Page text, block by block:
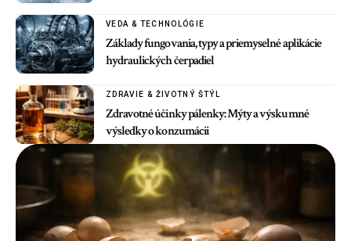
VEDA & TECHNOLÓGIE
Základy fungovania, typy a priemyselné aplikácie
hydraulických čerpadiel
ZDRAVIE & ŽIVOTNÝ ŠTÝL
Zdravotné účinky pálenky: Mýty a výskumné
výsledky o konzumácii